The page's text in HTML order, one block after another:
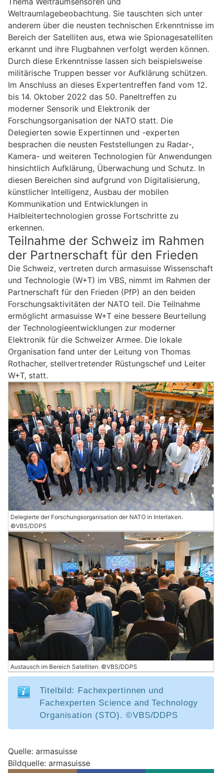
Weltraumlagebeobachtung. Sie tauschten sich unter
anderem über die neusten technischen Erkenntnisse im
Bereich der Satelliten aus, etwa wie Spionagesatelliten
erkannt und ihre Flugbahnen verfolgt werden können.
Durch diese Erkenntnisse lassen sich beispielsweise
militärische Truppen besser vor Aufklärung schützen.
Im Anschluss an dieses Expertentreffen fand vom 12.
bis 14. Oktober 2022 das 50. Paneltreffen zu
moderner Sensorik und Elektronik der
Forschungsorganisation der NATO statt. Die
Delegierten sowie Expertinnen und -experten
besprachen die neusten Feststellungen zu Radar-,
Kamera- und weiteren Technologien für Anwendungen
hinsichtlich Aufklärung, Überwachung und Schutz. In
diesen Bereichen sind aufgrund von Digitalisierung,
künstlicher Intelligenz, Ausbau der mobilen
Kommunikation und Entwicklungen in
Halbleitertechnologien grosse Fortschritte zu
erkennen.
Teilnahme der Schweiz im Rahmen
der Partnerschaft für den Frieden
Die Schweiz, vertreten durch armasuisse Wissenschaft
und Technologie (W+T) im VBS, nimmt im Rahmen der
Partnerschaft für den Frieden (PfP) an den beiden
Forschungsaktivitäten der NATO teil. Die Teilnahme
ermöglicht armasuisse W+T eine bessere Beurteilung
der Technologieentwicklungen zur moderner
Elektronik für die Schweizer Armee. Die lokale
Organisation fand unter der Leitung von Thomas
Rothacher, stellvertretender Rüstungschef und Leiter
W+T, statt.
Delegierte der Forschungsorganisation der NATO in Interlaken.
©VBS/DDPS
Austausch im Bereich Satelliten. ©VBS/DDPS
Titelbild: Fachexpertinnen und
Fachexperten Science and Technology
Organisation (STO). ©VBS/DDPS
Quelle: armasuisse
Bildquelle: armasuisse